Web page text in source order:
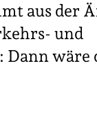
aus der
und
Dann wäre